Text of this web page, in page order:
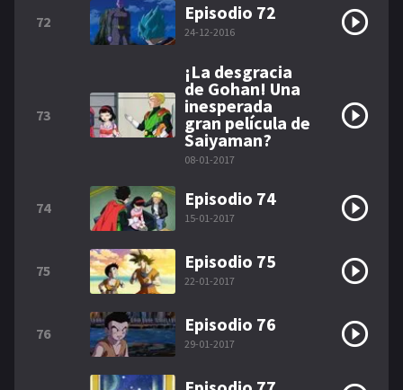
72 Episodio 72
24-12-2016
73
¡La desgracia
de Gohan! Una
inesperada
gran película de
Saiyaman?
08-01-2017
74 Episodio 74
15-01-2017
75 Episodio 75
22-01-2017
76 Episodio 76
29-01-2017